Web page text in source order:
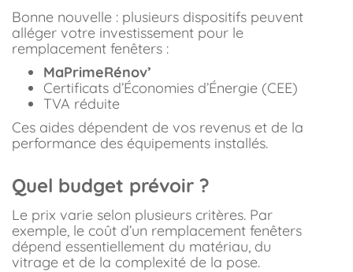
Bonne nouvelle : plusieurs dispositifs peuvent
alléger votre investissement pour le
remplacement fenêters :
MaPrimeRénov’
Certificats d’Économies d’Énergie (CEE)
TVA réduite
Ces aides dépendent de vos revenus et de la
performance des équipements installés.
Quel budget prévoir ?
Le prix varie selon plusieurs critères. Par
exemple, le coût d’un remplacement fenêters
dépend essentiellement du matériau, du
vitrage et de la complexité de la pose.